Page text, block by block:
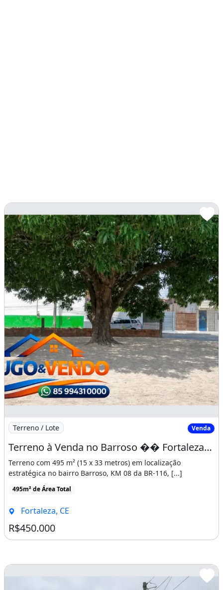
Terreno / Lote Venda
Terreno à Venda no Barroso �� Fortaleza-Ce - KM 8 da BR 116 - Rua Rosita-Bairro-Barroso
Terreno com 495 m² (15 x 33 metros) em localização
estratégica no bairro Barroso, KM 08 da BR-116, [...]
495m² de Área Total
Fortaleza, CE
R$450.000